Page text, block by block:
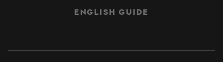
ENGLISH GUIDE